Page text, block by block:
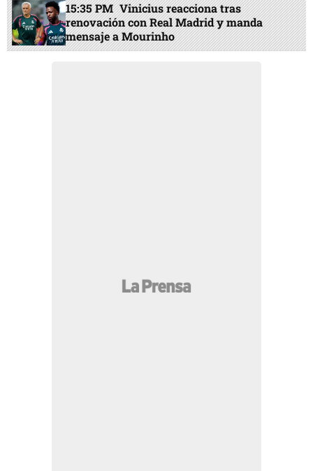
15:35 PM Vinicius reacciona tras
renovación con Real Madrid y manda
mensaje a Mourinho